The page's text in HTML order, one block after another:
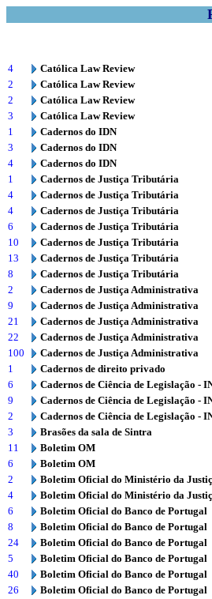
4
Católica Law Review
2
Católica Law Review
2
Católica Law Review
3
Católica Law Review
1
Cadernos do IDN
3
Cadernos do IDN
4
Cadernos do IDN
1
Cadernos de Justiça Tributária
4
Cadernos de Justiça Tributária
4
Cadernos de Justiça Tributária
6
Cadernos de Justiça Tributária
10
Cadernos de Justiça Tributária
13
Cadernos de Justiça Tributária
8
Cadernos de Justiça Tributária
2
Cadernos de Justiça Administrativa
9
Cadernos de Justiça Administrativa
21
Cadernos de Justiça Administrativa
22
Cadernos de Justiça Administrativa
100
Cadernos de Justiça Administrativa
1
Cadernos de direito privado
6
Cadernos de Ciência de Legislação -
9
Cadernos de Ciência de Legislação -
2
Cadernos de Ciência de Legislação -
3
Brasões da sala de Sintra
11
Boletim OM
6
Boletim OM
2
Boletim Oficial do Ministério da
4
Boletim Oficial do Ministério da
6
Boletim Oficial do Banco de Portugal
8
Boletim Oficial do Banco de Portugal
24
Boletim Oficial do Banco de Portugal
5
Boletim Oficial do Banco de Portugal
40
Boletim Oficial do Banco de Portugal
26
Boletim Oficial do Banco de Portugal